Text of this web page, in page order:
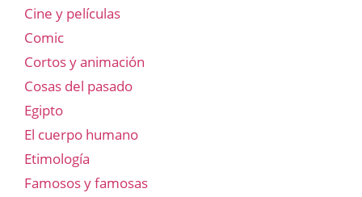
Cine y películas
Comic
Cortos y animación
Cosas del pasado
Egipto
El cuerpo humano
Etimología
Famosos y famosas